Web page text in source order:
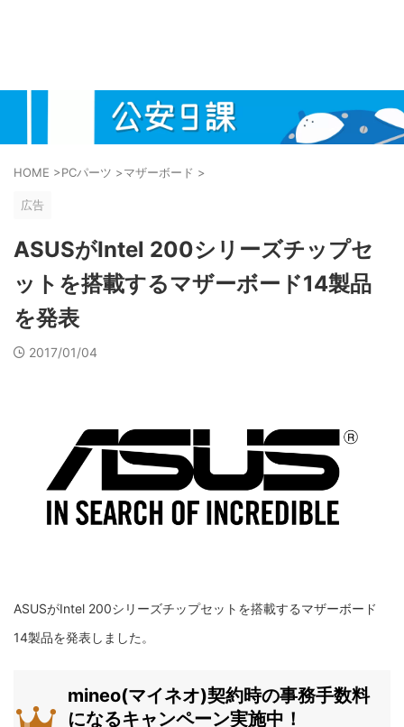
HOME >PCパーツ >マザーボード >
広告
ASUSがIntel 200シリーズチップセ
ットを搭載するマザーボード14製品
を発表
2017/01/04
ASUSがIntel 200シリーズチップセットを搭載するマザーボード
14製品を発表しました。
mineo(マイネオ)契約時の事務手数料
になるキャンペーン実施中！